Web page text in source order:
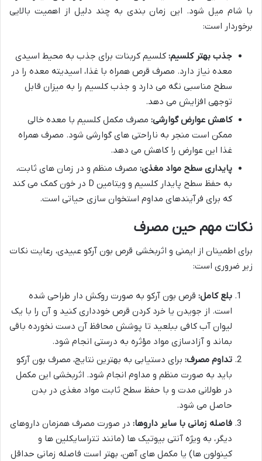
با شام میل شود. این زمان بندی به چند دلیل از اهمیت بالایی
برخوردار است:
جذب بهتر کلسیم: کلسیم کربنات برای جذب به محیط اسیدی
معده نیاز دارد. مصرف قرص همراه با غذا، اسیدیته معده را در
سطح مناسبی نگه می دارد و جذب کلسیم را به میزان قابل
توجهی افزایش می دهد.
کاهش عوارض گوارشی: مصرف مکمل کلسیم با معده خالی
ممکن است منجر به ناراحتی های گوارشی شود. مصرف همراه
غذا این عوارض را کاهش می دهد.
پایداری سطح مواد مغذی: مصرف منظم و در زمان های ثابت،
به حفظ سطح پایدار کلسیم و ویتامین D در خون کمک می کند
که برای فرآیندهای مداوم استخوان سازی حیاتی است.
نکات مهم حین مصرف
برای اطمینان از ایمنی و اثربخشی قرص بون آرکو عبیدی، رعایت نکات
زیر ضروری است:
بلع کامل: قرص بون آرکو به صورت روکش دار طراحی شده
است. از جویدن یا خرد کردن قرص خودداری کنید و آن را با یک
لیوان آب کافی ببلعید تا پوشش محافظ آن دست نخورده باقی
بماند و آزادسازی مواد مؤثره به درستی انجام شود.
تداوم مصرف: برای دستیابی به بهترین نتایج، مصرف بون آرکو
باید به صورت منظم و مداوم انجام شود. اثربخشی این مکمل
در طولانی مدت و با حفظ سطح ثابت مواد مغذی در بدن
حاصل می شود.
فاصله زمانی با سایر داروها: در صورت مصرف همزمان داروهای
دیگر، به ویژه آنتی بیوتیک ها (مانند تتراسایکلین ها و
کینولون ها) یا مکمل های آهن، بهتر است فاصله زمانی حداقل